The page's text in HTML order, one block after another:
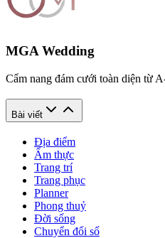
MGA Wedding
Cẩm nang đám cưới toàn diện từ
Bài viết
Địa điểm
Ẩm thực
Trang trí
Trang phục
Planner
Phong thuỷ
Đời sống
Chuyển đổi số